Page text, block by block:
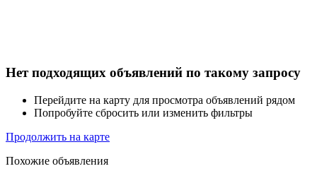
Нет подходящих объявлений по такому запросу
Перейдите на карту для просмотра объявлений рядом
Попробуйте сбросить или изменить фильтры
Продолжить на карте
Похожие объявления